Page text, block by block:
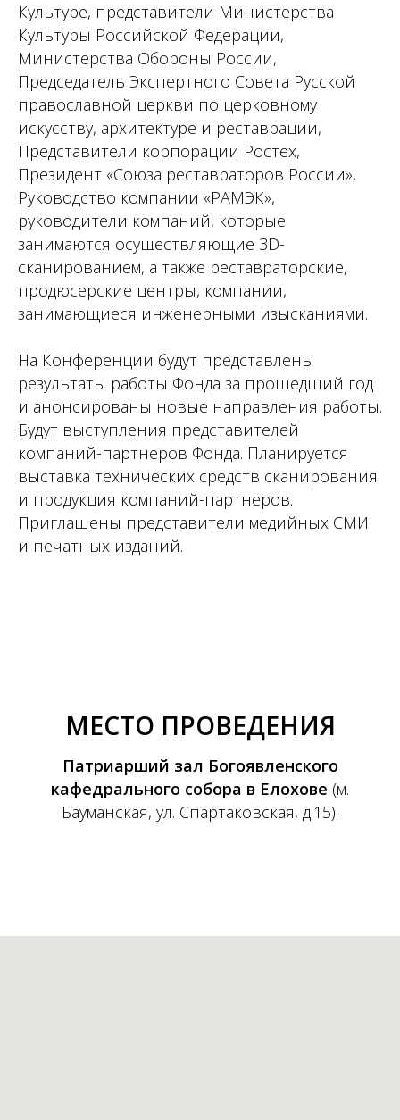
Культуре, представители Министерства
Культуры Российской Федерации,
Министерства Обороны России,
Председатель Экспертного Совета Русской
православной церкви по церковному
искусству, архитектуре и реставрации,
Представители корпорации Ростех,
Президент «Союза реставраторов России»,
Руководство компании «РАМЭК»,
руководители компаний, которые
занимаются осуществляющие 3D-
сканированием, а также реставраторские,
продюсерские центры, компании,
занимающиеся инженерными изысканиями.
На Конференции будут представлены
результаты работы Фонда за прошедший год
и анонсированы новые направления работы.
Будут выступления представителей
компаний-партнеров Фонда. Планируется
выставка технических средств сканирования
и продукция компаний-партнеров.
Приглашены представители медийных СМИ
и печатных изданий.
МЕСТО ПРОВЕДЕНИЯ
Патриарший зал Богоявленского
кафедрального собора в Елохове (м.
Бауманская, ул. Спартаковская, д.15).